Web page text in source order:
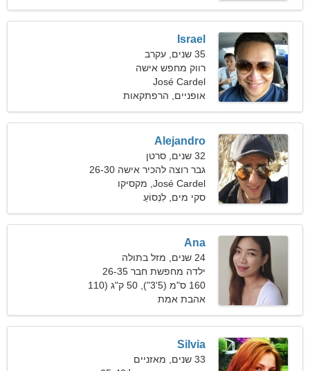
Israel
35 שנים, עקרב
רווק מחפש אישה
José Cardel
אופניים, הרפתקאות
Alejandro
32 שנים, סרטן
גבר רוצה להכיר אישה 26-30
José Cardel, מקסיקו
סקי מים, לִנְסוֹעַ
Ana
24 שנים, מזל בתולה
ילדה מחפשת חבר 26-35
160 ס"מ (5'3"), 50 ק"ג (110
פאונד)
אהבת אמת
Silvia
33 שנים, מאזניים